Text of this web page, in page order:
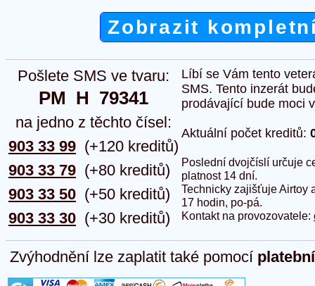
Zobrazit
Pošlete SMS ve tvaru:
PM  H  79341
na jedno z těchto čísel:
903 33 99
903 33 79
903 33 50
903 33 30
(+120 kreditů)
(+80 kreditů)
(+50 kreditů)
(+30 kreditů)
Líbí se Vám tento
SMS. Tento inzerát
prodávající bude moci
Aktuální počet kreditů:
Poslední dvojčíslí určuje
platnost 14 dní.
Technicky zajišťuje Airtoy
17 hodin, po-pá.
Kontakt na provozovatele:
Zvýhodnění lze zaplatit také pomocí